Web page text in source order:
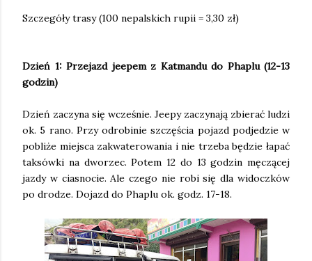
Szczegóły trasy (100 nepalskich rupii = 3,30 zł)
Dzień 1: Przejazd jeepem z Katmandu do Phaplu (12-13
godzin)
Dzień zaczyna się wcześnie. Jeepy zaczynają zbierać ludzi
ok. 5 rano. Przy odrobinie szczęścia pojazd podjedzie w
pobliże miejsca zakwaterowania i nie trzeba będzie łapać
taksówki na dworzec. Potem 12 do 13 godzin męczącej
jazdy w ciasnocie. Ale czego nie robi się dla widoczków
po drodze. Dojazd do Phaplu ok. godz. 17-18.